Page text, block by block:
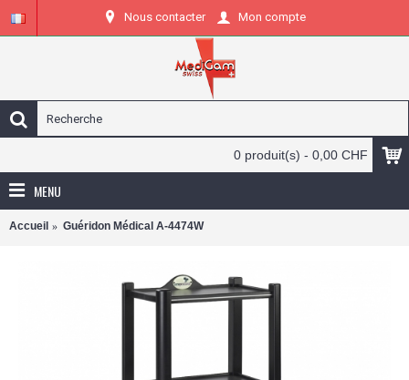
Nous contacter Mon compte
0 produit(s) - 0,00 CHF
MENU
Accueil Guéridon Médical A-4474W